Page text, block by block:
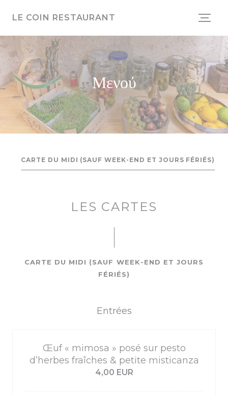
LE COIN RESTAURANT
Μενού
CARTE DU MIDI (SAUF WEEK-END ET JOURS FÉRIÉS)
LES CARTES
CARTE DU MIDI (SAUF WEEK-END ET JOURS
FÉRIÉS)
Entrées
Œuf « mimosa » posé sur pesto
d’herbes fraîches & petite misticanza
4,00 EUR